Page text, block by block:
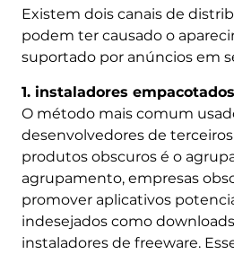
Existem dois canais de
podem ter causado o
suportado por anúncios em
1. instaladores empacotados
O método mais comum
desenvolvedores de
produtos obscuros é o
agrupamento, empresas
promover aplicativos
indesejados como
instaladores de freeware.